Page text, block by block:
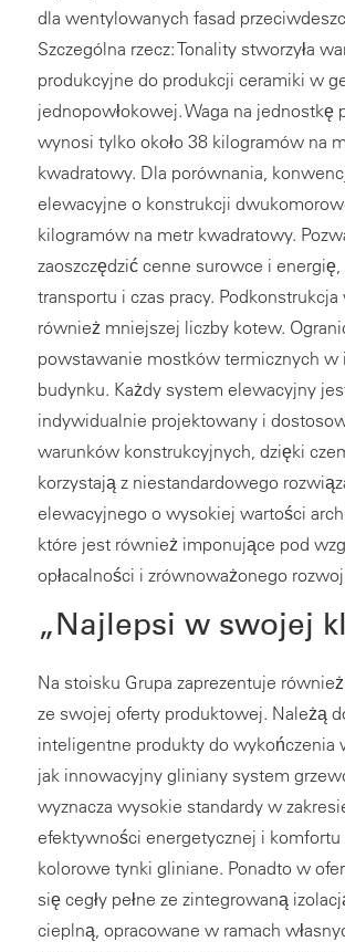
dla wentylowanych fasad
Szczególna rzecz: Tonality stworzyła
produkcyjne do produkcji ceramiki w
jednopowłokowej. Waga na jednostkę
wynosi tylko około 38 kilogramów na
kwadratowy. Dla porównania,
elewacyjne o konstrukcji
kilogramów na metr kwadratowy.
zaoszczędzić cenne surowce i
transportu i czas pracy. Podkonstrukcja
również mniejszej liczby kotew.
powstawanie mostków termicznych w
budynku. Każdy system elewacyjny
indywidualnie projektowany i
warunków konstrukcyjnych, dzięki
korzystają z niestandardowego
elewacyjnego o wysokiej wartości
które jest również imponujące pod
opłacalności i zrównoważonego
„Najlepsi w swojej
Na stoisku Grupa zaprezentuje
ze swojej oferty produktowej. Należą
inteligentne produkty do wykończenia
jak innowacyjny gliniany system
wyznacza wysokie standardy w
efektywności energetycznej i komfortu
kolorowe tynki gliniane. Ponadto w
się cegły pełne ze zintegrowaną
cieplną, opracowane w ramach